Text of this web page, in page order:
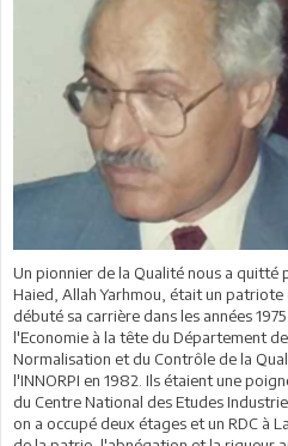
Un pionnier de la Qualité nous a quitté
Haied, Allah Yarhmou, était un patriote
débuté sa carrière dans les années
l'Economie à la tête du Département
Normalisation et du Contrôle de la
l'INNORPI en 1982. Ils étaient une
du Centre National des Etudes
on a occupé deux étages et un RDC à